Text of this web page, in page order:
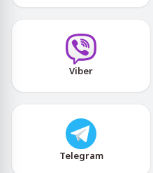
Viber
Telegram